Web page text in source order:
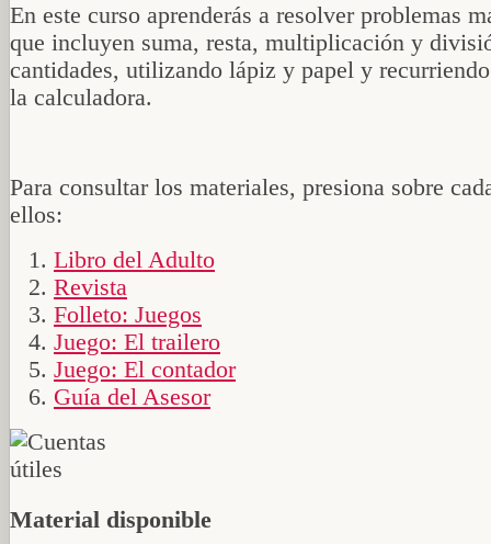
En este curso aprenderás a resolver problemas
que incluyen suma, resta, multiplicación y
cantidades, utilizando lápiz y papel y
la calculadora.
Para consultar los materiales, presiona sobre
ellos:
Libro del Adulto
Revista
Folleto: Juegos
Juego: El trailero
Juego: El contador
Guía del Asesor
Material disponible